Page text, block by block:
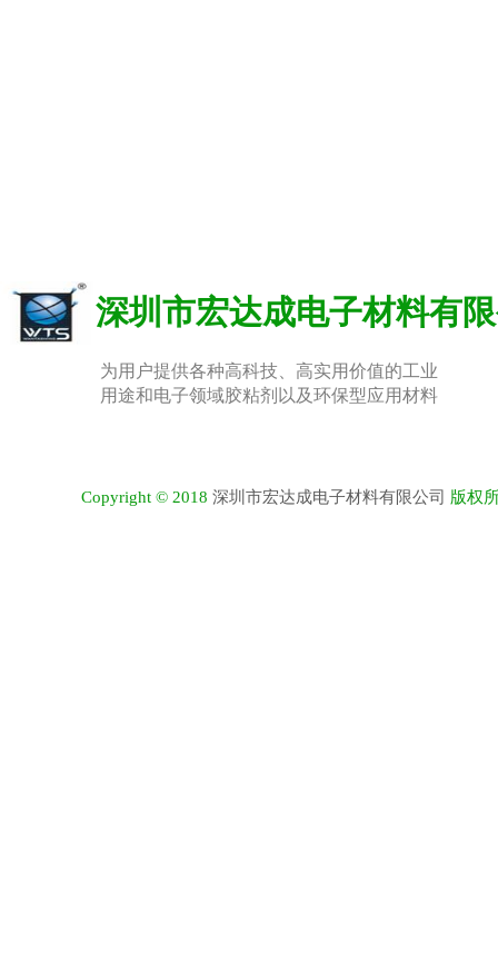
深圳市宏达成电子材料有
为用户提供各种高科技、高实用价值的工业
用途和电子领域胶粘剂以及环保型应用材料
Copyright © 2018 深圳市宏达成电子材料有限公司 版权